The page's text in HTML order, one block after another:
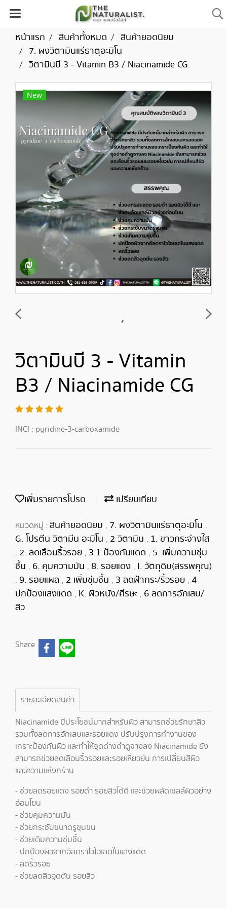
หน้าแรก สินค้าทั้งหมด
สินค้ายอดนิยม
7. ผงวิตามินแร่ธาตุอะมิโน
วิตามินบี 3 - Vitamin B3 / Niacinamide CG
New
วิตามินบี 3 - Vitamin
B3 / Niacinamide CG
INCI : pyridine-3-carboxamide
เพิ่มรายการโปรด เปรียบเทียบ
หมวดหมู่ : สินค้ายอดนิยม , 7. ผงวิตามินแร่ธาตุอะมิโน ,
G. โปรตีน วิตามีน อะมิโน , 2 วิตามิน , 1. ขาวกระจ่างใส
, 2. ลดเลือนริ้วรอย , 3.1 ป้องกันแดด , 5. เพิ่มความชุ่ม
ชื้น , 6. คุมความมัน , 8. รอยแดง , I. วัตถุดิบ(สรรพคุณ)
, 9. รอยแผล , 2 เพิ่มชุ่มชื้น , 3 ลดฝ้ากระ/ริ้วรอย , 4
ปกป้องแสงแดด , K. ผิวหนัง/ศีรษะ , 6 ลดการอักเสบ/
สิว
Share
รายละเอียดสินค้า
Niacinamide มีประโยชน์มากสำหรับผิว สามารถช่วยรักษาสิว
รวมทั้งลดการอักเสบและรอยแดง ปรับปรุงการทำงานของ
เกราะป้องกันผิว และทำให้จุดด่างดำดูจางลง Niacinamide ยัง
สามารถช่วยลดเลือนริ้วรอยและรอยเหี่ยวย่น การเปลี่ยนสีผิว
และความแห้งกร้าน
- ช่วยลดรอยแดง รอยดำ รอยสิวได้ดี และช่วยผลัดเซลล์ผิวอย่าง
อ่อนโยน
- ช่วยคุมความมัน
- ช่วยกระชับขนาดรูขุมขน
- ช่วยเติมความชุ่มชื้น
- ปกป้องผิวจากอัลตราไวโอเลตในแสงแดด
- ลดริ้วรอย
- ช่วยลดสิวอุดตัน รอยสิว